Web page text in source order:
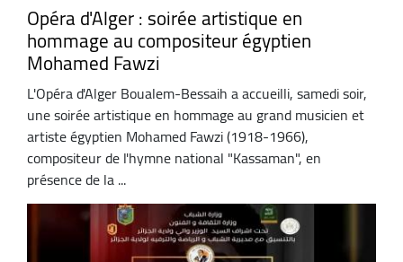
Opéra d'Alger : soirée artistique en
hommage au compositeur égyptien
Mohamed Fawzi
L'Opéra d'Alger Boualem-Bessaih a accueilli, samedi soir,
une soirée artistique en hommage au grand musicien et
artiste égyptien Mohamed Fawzi (1918-1966),
compositeur de l'hymne national "Kassaman", en
présence de la ...